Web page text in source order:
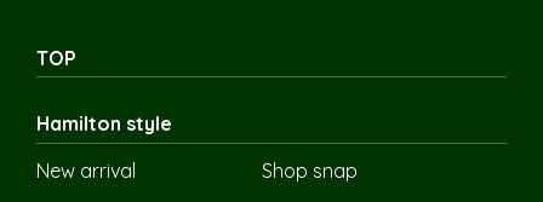
TOP
Hamilton style
New arrival
Shop snap